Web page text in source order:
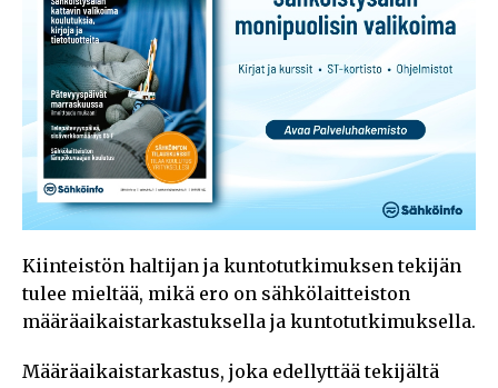
Kiinteistön haltijan ja kuntotutkimuksen tekijän
tulee mieltää, mikä ero on sähkölaitteiston
määräaikaistarkastuksella ja kuntotutkimuksella.
Määräaikaistarkastus, joka edellyttää tekijältä